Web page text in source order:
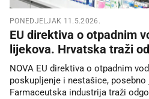
PONEDJELJAK 11.5.2026.
EU direktiva o otpadnim
lijekova. Hrvatska traži
NOVA EU direktiva o otpadnim
poskupljenje i nestašice,
Farmaceutska industrija traži